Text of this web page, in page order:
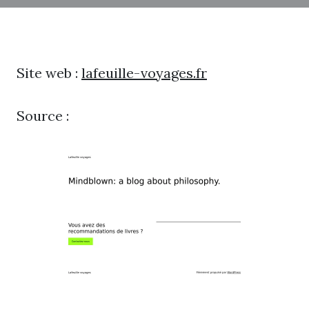
Site web : lafeuille-voyages.fr
Source :